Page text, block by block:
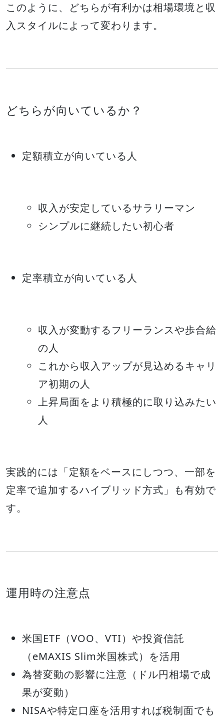
このように、どちらが有利かは相場環境と収
入スタイルによって変わります。
どちらが向いているか？
定額積立が向いている人
収入が安定しているサラリーマン
シンプルに継続したい初心者
定率積立が向いている人
収入が変動するフリーランスや歩合給
の人
これから収入アップが見込めるキャリ
ア初期の人
上昇局面をより積極的に取り込みたい
人
実践的には「定額をベースにしつつ、一部を
定率で追加するハイブリッド方式」も有効で
す。
運用時の注意点
米国ETF（VOO、VTI）や投資信託
（eMAXIS Slim米国株式）を活用
為替変動の影響に注意（ドル円相場で成
果が変動）
NISAや特定口座を活用すれば税制面でも